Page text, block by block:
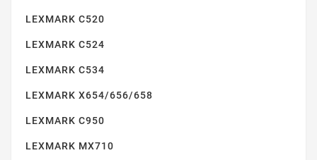
LEXMARK C520
LEXMARK C524
LEXMARK C534
LEXMARK X654/656/658
LEXMARK C950
LEXMARK MX710